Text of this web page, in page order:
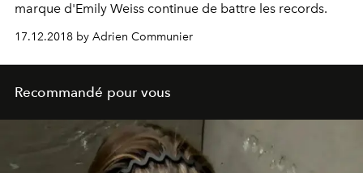
marque d'Emily Weiss continue de battre les records.
17.12.2018 by Adrien Communier
Recommandé pour vous